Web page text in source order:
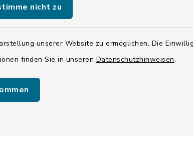
nicht zu
unserer Website zu ermöglichen. Die
finden Sie in unseren Datenschutzhinweisen.
bis Freitag:
- 15.00 Uhr